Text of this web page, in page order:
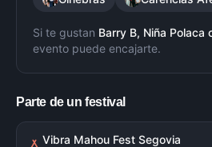
Si te gustan Barry B, Niña Polaca
evento puede encajarte.
Parte de un festival
Vibra Mahou Fest Segovia